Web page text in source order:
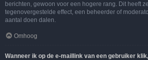
berichten, gewoon voor een hogere rang. Dit heeft
tegenovergestelde effect, een beheerder of
aantal doen dalen.
Omhoog
Wanneer ik op de e-maillink van een gebruiker